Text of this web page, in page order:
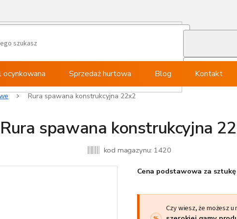
ocynkowana Sprzedaż hurtowa Blog Kontakt
Rura spawana konstrukcyjna 22x2
Rura spawana konstrukcyjna
kod magazynu: 1420
Cena podstawowa za sztukę
Czy wiesz, że możesz